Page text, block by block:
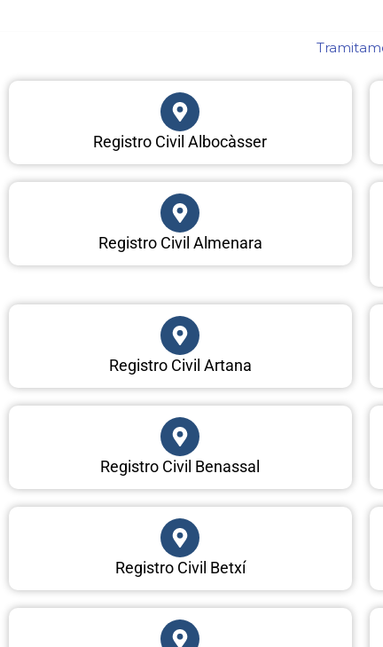
Registro Civil Albocàsser
Registro Civil Almenara
Registro Civil Artana
Registro Civil Benassal
Registro Civil Betxí